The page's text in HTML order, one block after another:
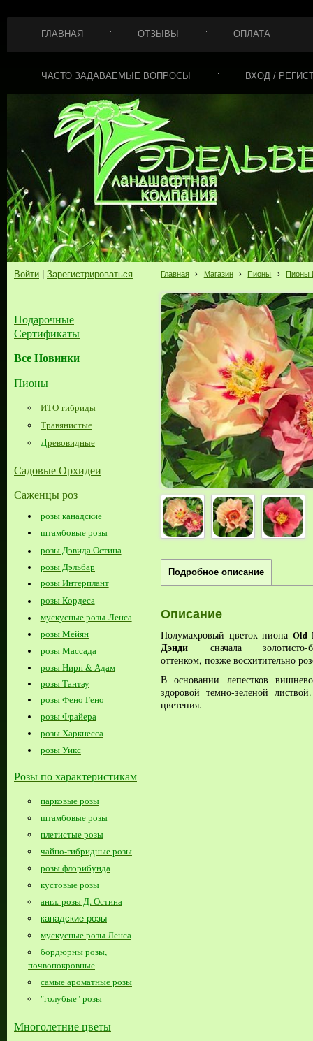
ГЛАВНАЯ ОТЗЫВЫ ОПЛАТА
ЧАСТО ЗАДАВАЕМЫЕ ВОПРОСЫ ВХОД /
Войти Зарегистрироваться
Подарочные
Сертификаты
Все Новинки
Пионы
ИТО-гибриды
Травянистые
Древовидные
Садовые Орхидеи
Саженцы роз
розы канадские
штамбовые розы
розы Дэвида Остина
розы Дэльбар
розы Интерплант
розы Кордеса
мускусные розы Ленса
розы Мейян
розы Массада
розы Нирп & Адам
розы Тантау
розы Фено Гено
розы Фрайера
розы Харкнесса
розы Уикс
Розы по характеристикам
парковые розы
штамбовые розы
плетистые розы
чайно-гибридные розы
розы флорибунда
кустовые розы
англ. розы Д. Остина
канадские розы
мускусные розы Ленса
бордюрны розы,
почвопокровные
самые ароматные розы
"голубые" розы
Многолетние цветы
Главная › Магазин › Пионы › Пионы
Подробное описание
Описание
Полумахровый цветок пиона Old
Дэнди сначала золотисто-
оттенком, позже восхитительно
В основании лепестков
здоровой темно-зеленой
цветения.